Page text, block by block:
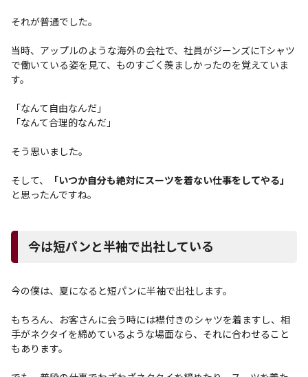
それが普通でした。
当時、アップルのような海外の会社で、社員がジーンズにTシャツ
で働いている姿を見て、ものすごく羨ましかったのを覚えていま
す。
「なんて自由なんだ」
「なんて合理的なんだ」
そう思いました。
そして、
「いつか自分も絶対にスーツを着ない仕事をしてやる」
と思ったんですね。
今は短パンと半袖で出社している
今の僕は、夏になると短パンに半袖で出社します。
もちろん、お客さんに会う時には襟付きのシャツを着ますし、相
手がネクタイを締めているような場面なら、それに合わせること
もあります。